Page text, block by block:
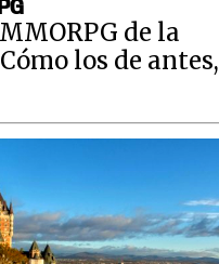
de la
los de antes,